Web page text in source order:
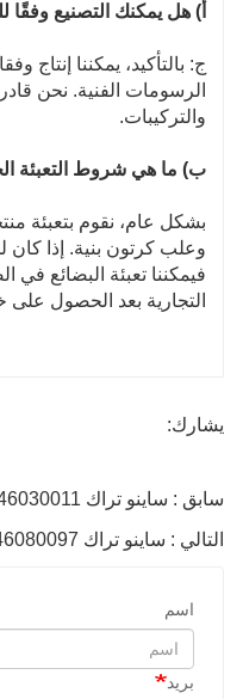
أ) هل يمكنك التصنيع وفقًا
ج: بالتأكيد، يمكننا إنتاج
الرسومات الفنية. نحن
والتركيبات.
ب) ما هي شروط التعبئة
بشكل عام، نقوم بتعبئة
وعلب كرتون بنية. إذا كان
فيمكننا تعبئة البضائع في
التجارية بعد الحصول
يشارك:
اسم
بريد